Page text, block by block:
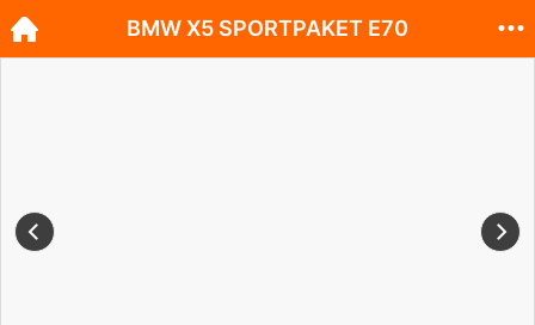
BMW X5 SPORTPAKET E70